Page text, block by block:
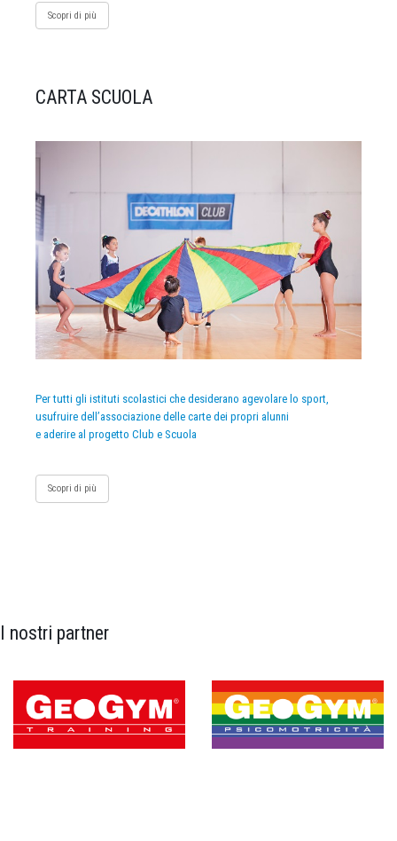
Scopri di più
CARTA SCUOLA
Per tutti gli istituti scolastici che desiderano agevolare lo sport,
usufruire dell’associazione delle carte dei propri alunni
e aderire al progetto Club e Scuola
Scopri di più
I nostri partner